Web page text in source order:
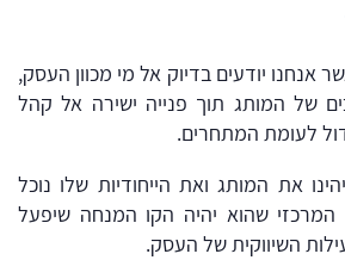
אנחנו יודעים בדיוק אל מי מכוון העסק,
של המותג תוך פנייה ישירה אל קהל
לעומת המתחרים.
את המותג ואת הייחודיות שלו נוכל
שהוא יהיה הקו המנחה שיפעל
השיווקית של העסק.